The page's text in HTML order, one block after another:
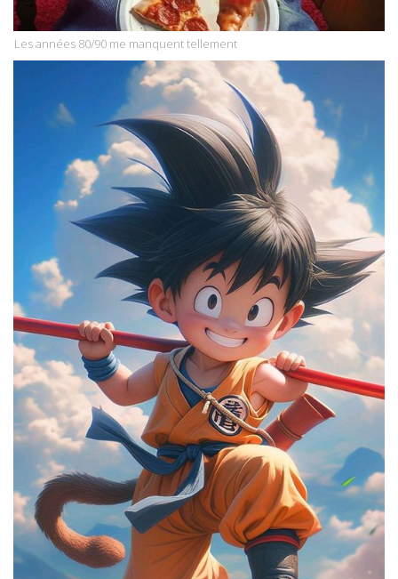
Les années 80/90 me manquent tellement